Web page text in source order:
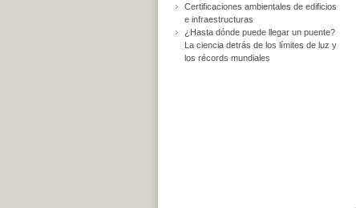
Certificaciones ambientales de edificios
e infraestructuras
¿Hasta dónde puede llegar un puente?
La ciencia detrás de los límites de luz y
los récords mundiales